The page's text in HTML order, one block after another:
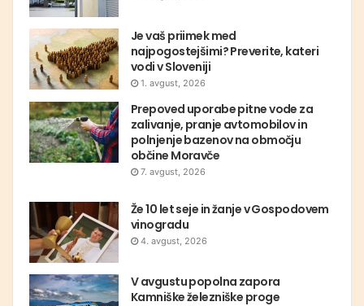
Je vaš priimek med
najpogostejšimi? Preverite, kateri
vodi v Sloveniji
1. avgust, 2026
Prepoved uporabe pitne vode za
zalivanje, pranje avtomobilov in
polnjenje bazenov na območju
občine Moravče
7. avgust, 2026
Že 10 let seje in žanje v Gospodovem
vinogradu
4. avgust, 2026
V avgustu popolna zapora
Kamniške železniške proge